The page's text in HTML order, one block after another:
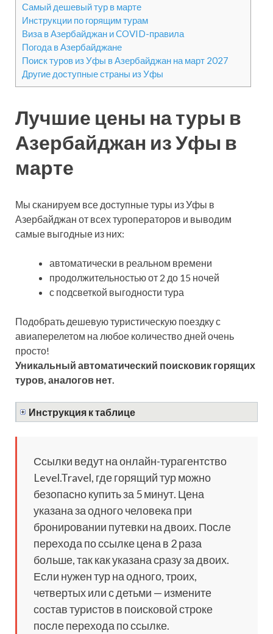
Самый дешевый тур в марте
Инструкции по горящим турам
Виза в Азербайджан и COVID-правила
Погода в Азербайджане
Поиск туров из Уфы в Азербайджан на март 2027
Другие доступные страны из Уфы
Лучшие цены на туры в
Азербайджан из Уфы в
марте
Мы сканируем все доступные туры из Уфы в
Азербайджан от всех туроператоров и выводим
самые выгодные из них:
автоматически в реальном времени
продолжительностью от 2 до 15 ночей
с подсветкой выгодности тура
Подобрать дешевую туристическую поездку с
авиаперелетом на любое количество дней очень
просто!
Уникальный автоматический поисковик горящих
туров, аналогов нет.
Инструкция к таблице
Ссылки ведут на онлайн-турагентство
Level.Travel, где горящий тур можно
безопасно купить за 5 минут. Цена
указана за одного человека при
бронировании путевки на двоих. После
перехода по ссылке цена в 2 раза
больше, так как указана сразу за двоих.
Если нужен тур на одного, троих,
четвертых или с детьми — измените
состав туристов в поисковой строке
после перехода по ссылке.